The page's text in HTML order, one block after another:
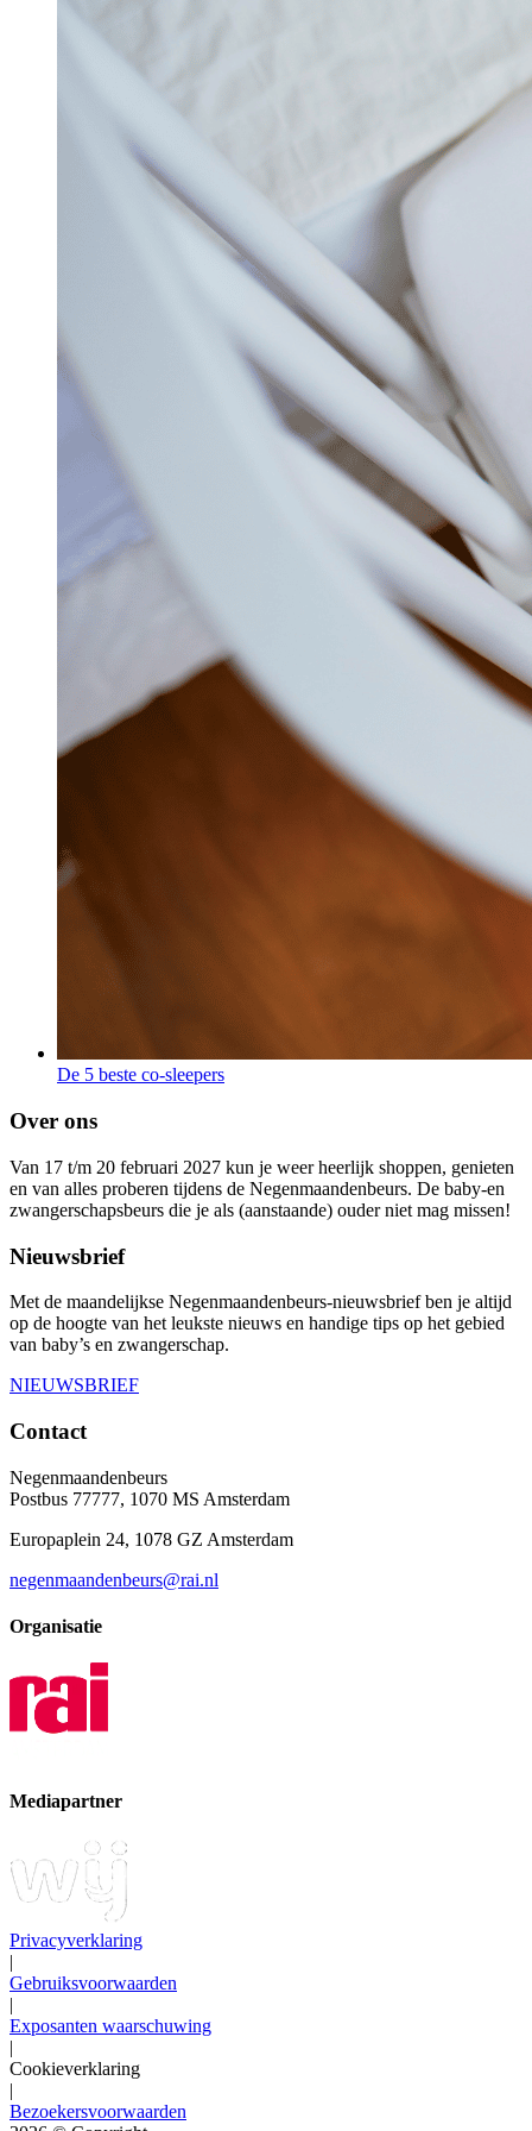
De 5 beste co-sleepers
Over ons
Van 17 t/m 20 februari 2027 kun je weer heerlijk shoppen, genieten
en van alles proberen tijdens de Negenmaandenbeurs. De baby-en
zwangerschapsbeurs die je als (aanstaande) ouder niet mag missen!
Nieuwsbrief
Met de maandelijkse Negenmaandenbeurs-nieuwsbrief ben je altijd
op de hoogte van het leukste nieuws en handige tips op het gebied
van baby’s en zwangerschap.
NIEUWSBRIEF
Contact
Negenmaandenbeurs
Postbus 77777, 1070 MS Amsterdam
Europaplein 24, 1078 GZ Amsterdam
negenmaandenbeurs@rai.nl
Organisatie
Mediapartner
Privacyverklaring
|
Gebruiksvoorwaarden
|
Exposanten waarschuwing
|
Cookieverklaring
|
Bezoekersvoorwaarden